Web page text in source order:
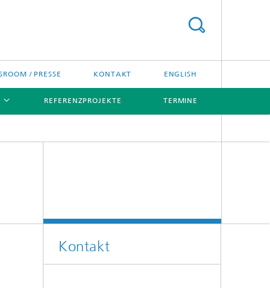
/ PRESSE KONTAKT ENGLISH
REFERENZPROJEKTE TERMINE
Kontakt